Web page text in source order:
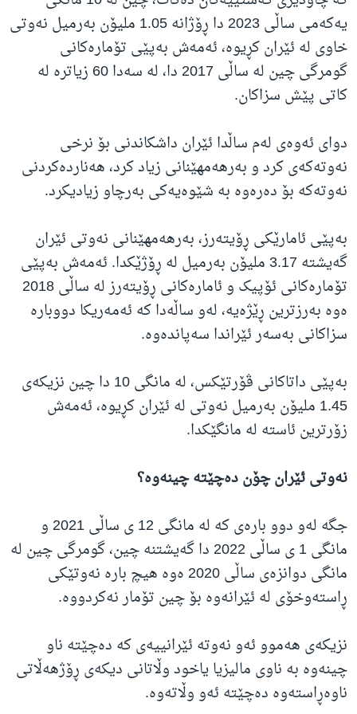
یەکەمی ساڵی 2023 دا ڕۆژانە 1.05 ملیۆن بەرمیل نەوتی
خاوی لە ئێران کڕیوە، ئەمەش بەپێی تۆمارەکانی
گومرگی چین لە ساڵی 2017 دا، لە سەدا 60 زیاترە لە
کاتی پێش سزاکان.
دوای ئەوەی لەم ساڵدا ئێران داشکاندنی بۆ نرخی
نەوتەکەی کرد و بەرهەمهێنانی زیاد کرد، هەناردەکردنی
نەوتەکە بۆ دەرەوە بە شێوەیەکی بەرچاو زیادیکرد.
بەپێی ئامارێکی ڕۆیتەرز، بەرهەمهێنانی نەوتی ئێران
گەیشتە 3.17 ملیۆن بەرمیل لە ڕۆژێکدا. ئەمەش بەپێی
تۆمارەکانی ئۆپیک و ئامارەکانی ڕۆیتەرز لە ساڵی 2018
ەوە بەرزترین ڕێژەیە، لەو ساڵەدا کە ئەمەریکا دووبارە
سزاکانی بەسەر ئێراندا سەپاندەوە.
بەپێی داتاکانی ڤۆرتێکس، لە مانگی 10 دا چین نزیکەی
1.45 ملیۆن بەرمیل نەوتی لە ئێران کڕیوە، ئەمەش
زۆرترین ئاستە لە مانگێکدا.
نەوتی ئێران چۆن دەچێتە چینەوە؟
جگە لەو دوو بارەی کە لە مانگی 12 ی ساڵی 2021 و
مانگی 1 ی ساڵی 2022 دا گەیشتنە چین، گومرگی چین لە
مانگی دوانزەی ساڵی 2020 ەوە هیچ بارە نەوتێکی
ڕاستەوخۆی لە ئێرانەوە بۆ چین تۆمار نەکردووە.
نزیکەی هەموو ئەو نەوتە ئێرانییەی کە دەچێتە ناو
چینەوە بە ناوی مالیزیا یاخود وڵاتانی دیکەی ڕۆژهەڵاتی
ناوەڕاستەوە دەچێتە ئەو وڵاتەوە.